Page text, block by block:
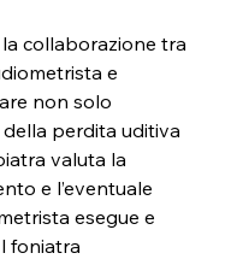
collaborazione tra
e
non solo
della perdita uditiva
valuta la
e l’eventuale
esegue e
foniatra